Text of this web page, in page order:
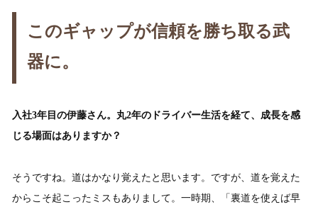
このギャップが信頼を勝ち取る武
器に。
入社3年目の伊藤さん。丸2年のドライバー生活を経て、成長を感
じる場面はありますか？
そうですね。道はかなり覚えたと思います。ですが、道を覚えた
からこそ起こったミスもありまして。一時期、「裏道を使えば早